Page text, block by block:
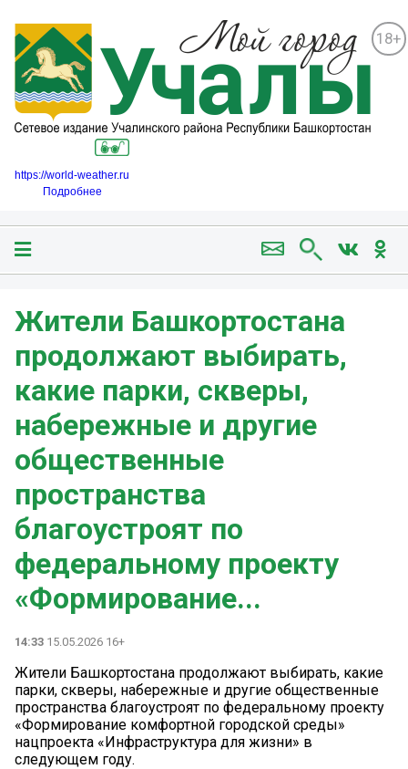
18+
https://world-weather.ru
Подробнее
Жители Башкортостана
продолжают выбирать,
какие парки, скверы,
набережные и другие
общественные
пространства
благоустроят по
федеральному проекту
«Формирование...
14:33 15.05.2026 16+
Жители Башкортостана продолжают выбирать, какие
парки, скверы, набережные и другие общественные
пространства благоустроят по федеральному проекту
«Формирование комфортной городской среды»
нацпроекта «Инфраструктура для жизни» в
следующем году.